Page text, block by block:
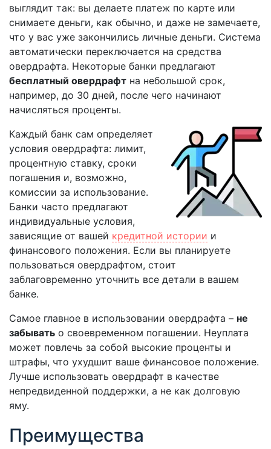
выглядит так: вы делаете платеж по карте или
снимаете деньги, как обычно, и даже не замечаете,
что у вас уже закончились личные деньги. Система
автоматически переключается на средства
овердрафта. Некоторые банки предлагают
бесплатный овердрафт на небольшой срок,
например, до 30 дней, после чего начинают
начисляться проценты.
Каждый банк сам определяет
условия овердрафта: лимит,
процентную ставку, сроки
погашения и, возможно,
комиссии за использование.
Банки часто предлагают
индивидуальные условия,
зависящие от вашей кредитной истории и
финансового положения. Если вы планируете
пользоваться овердрафтом, стоит
заблаговременно уточнить все детали в вашем
банке.
Самое главное в использовании овердрафта – не
забывать о своевременном погашении. Неуплата
может повлечь за собой высокие проценты и
штрафы, что ухудшит ваше финансовое положение.
Лучше использовать овердрафт в качестве
непредвиденной поддержки, а не как долговую
яму.
Преимущества